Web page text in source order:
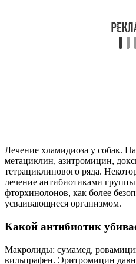
Лечение хламидиоза у собак.
метациклин, азитромицин,
тетрациклинового ряда.
лечение антибиотиками
фторхинолонов, как более
усваивающиеся организмом.
Какой антибиотик
Макролиды: сумамед,
вильпрафен. Эритромицин